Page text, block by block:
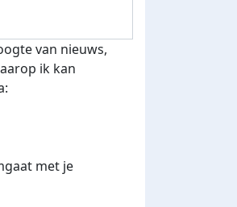
van nieuws,
ik kan
met je